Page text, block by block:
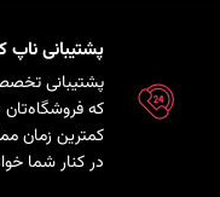
پشتیبانی
پشتیبانی
که فروشگاه‌تان
کمترین زمان
در کنار شما